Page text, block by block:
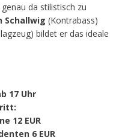
da stilistisch zu
Schallwig (Kontrabass)
bildet er das ideale
17 Uhr
:
12 EUR
6 EUR